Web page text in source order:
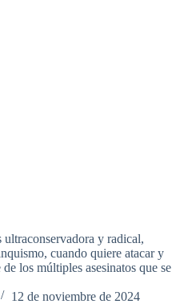
ultraconservadora y radical,
cuando quiere atacar y
los múltiples asesinatos que se
12 de noviembre de 2024